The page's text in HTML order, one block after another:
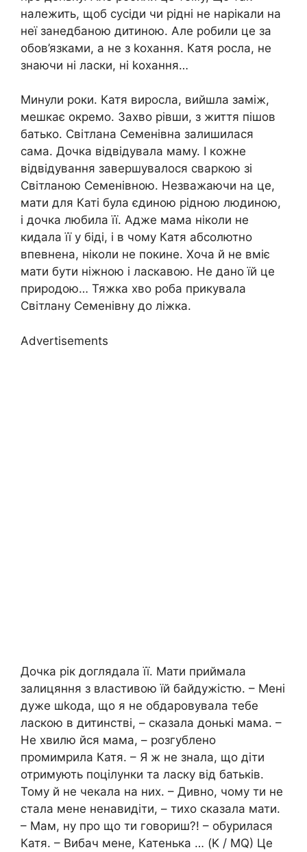
належить, щоб сусіди чи рідні не нарікали на
неї занедбаною дитиною. Але робили це за
обов’язками, а не з kохання. Катя росла, не
знаючи ні ласки, ні kохання…
Минули роки. Катя виросла, вийшла заміж,
мешкає окремо. Захво рівши, з життя пішов
батько. Світлана Семенівна залишилася
сама. Дочка відвідувала маму. І кожне
відвідування завершувалося сваркою зі
Світланою Семенівною. Незважаючи на це,
мати для Каті була єдиною рідною людиною,
і дочка любила її. Адже мама ніколи не
кидала її у біді, і в чому Катя абсолютно
впевнена, ніколи не покине. Хоча й не вміє
мати бути ніжною і ласкавою. Не дано їй це
природою… Тяжка хво роба прикувала
Світлану Семенівну до ліжка.
Advertisements
Дочка рік доглядала її. Мати приймала
залицяння з властивою їй байдужістю. – Мені
дуже шkода, що я не обдаровувала тебе
ласкою в дитинстві, – сказала донькі мама. –
Не хвилю йся мама, – розгублено
промимрила Катя. – Я ж не знала, що діти
отримують поцілунки та ласку від батьків.
Тому й не чекала на них. – Дивно, чому ти не
стала мене ненавидіти, – тихо сказала мати.
– Мам, ну про що ти говориш?! – обурилася
Катя. – Вибач мене, Катенька … (K / MQ) Це